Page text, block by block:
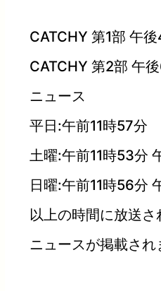
CATCHY 第1部 午後
CATCHY 第2部 午
ニュース
平日:午前11時57分
土曜:午前11時53分
日曜:午前11時56分
以上の時間に放送さ
ニュースが掲載され